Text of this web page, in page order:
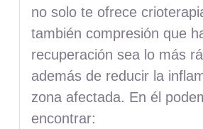
no solo te ofrece
también compresión que
recuperación sea lo más
además de reducir la
zona afectada. En él
encontrar: